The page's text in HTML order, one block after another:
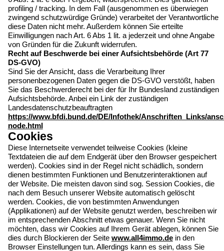
profiling / tracking. In dem Fall (ausgenommen es überwiegen
zwingend schutzwürdige Gründe) verarbeitet der Verantwortliche
diese Daten nicht mehr. Außerdem können Sie erteilte
Einwilligungen nach Art. 6 Abs 1 lit. a jederzeit und ohne Angabe
von Gründen für die Zukunft widerrufen.
Recht auf Beschwerde bei einer Aufsichtsbehörde (Art 77
DS-GVO)
Sind Sie der Ansicht, dass die Verarbeitung Ihrer
personenbezogenen Daten gegen die DS-GVO verstößt, haben
Sie das Beschwerderecht bei der für Ihr Bundesland zuständigen
Aufsichtsbehörde. Anbei ein Link der zuständigen
Landesdatenschutzbeauftragten
https://www.bfdi.bund.de/DE/Infothek/Anschriften_Links/
node.html
Cookies
Diese Internetseite verwendet teilweise Cookies (kleine
Textdateien die auf dem Endgerät über den Browser gespeichert
werden). Cookies sind in der Regel nicht schädlich, sondern
dienen bestimmten Funktionen und Benutzerinteraktionen auf
der Website. Die meisten davon sind sog. Session Cookies, die
nach dem Besuch unserer Website automatisch gelöscht
werden. Cookies, die von bestimmten Anwendungen
(Applikationen) auf der Website genutzt werden, beschreiben wir
im entsprechenden Abschnitt etwas genauer. Wenn Sie nicht
möchten, dass wir Cookies auf Ihrem Gerät ablegen, können Sie
dies durch Blockieren der Seite www.all4immo.dein den
Browser Einstellungen tun. Allerdings kann es sein, dass Sie